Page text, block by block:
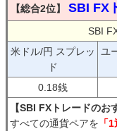
【総合2位】 SBI FX
SBI
米ドル/円 スプレッ
ド
ユ
0.18銭
【SBI FXトレードのお
すべての通貨ペアを 「